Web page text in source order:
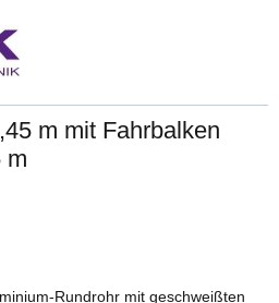
m mit Fahrbalken
m
Rundrohr mit geschweißten